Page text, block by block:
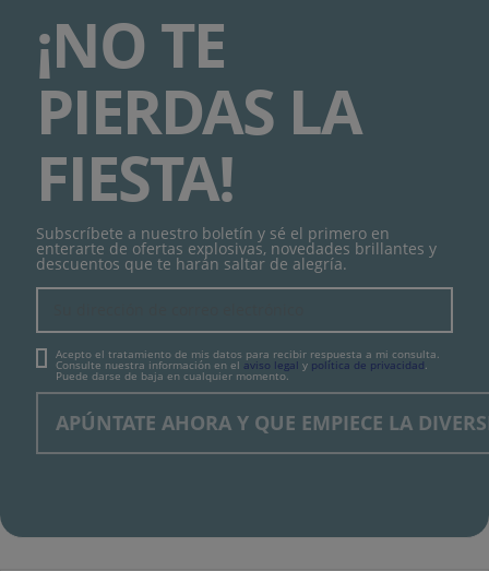
¡NO TE
PIERDAS LA
FIESTA!
Subscríbete a nuestro boletín y sé el primero en
enterarte de ofertas explosivas, novedades brillantes y
descuentos que te harán saltar de alegría.
Acepto el tratamiento de mis datos para recibir respuesta a mi consulta.
Consulte nuestra información en el aviso legal y política de privacidad
Puede darse de baja en cualquier momento.